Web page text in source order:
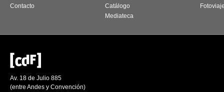
Contacto
Catálogo
Mediateca
Av. 18 de Julio 885
(entre Andes y Convención)